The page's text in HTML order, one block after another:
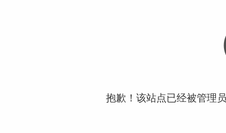
抱歉！该站点已经被管理